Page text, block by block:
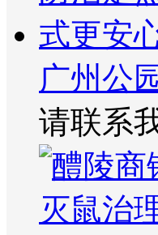
广州公
请联系